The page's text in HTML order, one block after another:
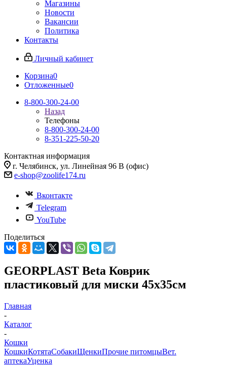
Магазины
Новости
Вакансии
Политика
Контакты
Личный кабинет
Корзина0
Отложенные0
8-800-300-24-00
Назад
Телефоны
8-800-300-24-00
8-351-225-50-20
Контактная информация
г. Челябинск, ул. Линейная 96 В (офис)
e-shop@zoolife174.ru
Вконтакте
Telegram
YouTube
Поделиться
GEORPLAST Beta Коврик
пластиковый для миски 45x35см
Главная
-
Каталог
-
Кошки
КошкиКотятаСобакиЩенкиПрочие питомцыВет.
аптекаУценка